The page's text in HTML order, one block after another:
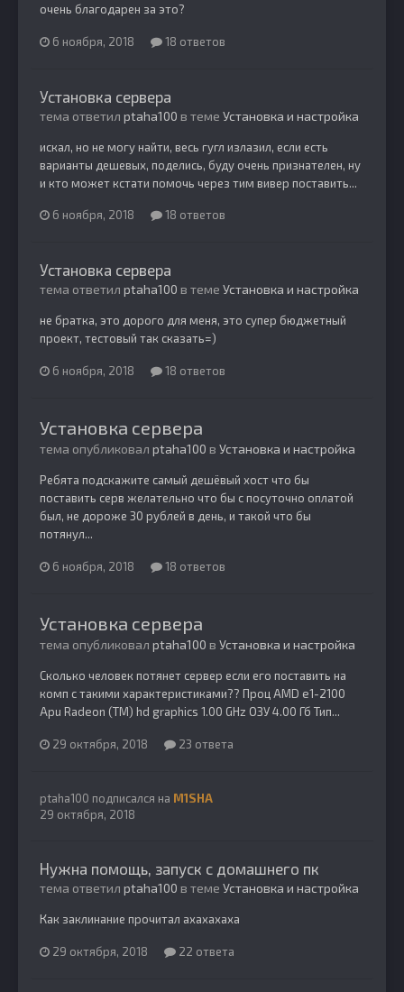
очень благодарен за это?
6 ноября, 2018 18 ответов
Установка сервера
тема ответил ptaha100 в теме Установка и настройка
искал, но не могу найти, весь гугл излазил, если есть
варианты дешевых, поделись, буду очень признателен, ну
и кто может кстати помочь через тим вивер поставить...
6 ноября, 2018 18 ответов
Установка сервера
тема ответил ptaha100 в теме Установка и настройка
не братка, это дорого для меня, это супер бюджетный
проект, тестовый так сказать=)
6 ноября, 2018 18 ответов
Установка сервера
тема опубликовал ptaha100 в Установка и настройка
Ребята подскажите самый дешёвый хост что бы
поставить серв желательно что бы с посуточно оплатой
был, не дороже 30 рублей в день, и такой что бы
потянул...
6 ноября, 2018 18 ответов
Установка сервера
тема опубликовал ptaha100 в Установка и настройка
Сколько человек потянет сервер если его поставить на
комп с такими характеристиками?? Проц AMD e1-2100
Apu Radeon (TM) hd graphics 1.00 GHz ОЗУ 4.00 Гб Тип...
29 октября, 2018 23 ответа
ptaha100 подписался на M1SHA
29 октября, 2018
Нужна помощь, запуск с домашнего пк
тема ответил ptaha100 в теме Установка и настройка
Как заклинание прочитал ахахахаха
29 октября, 2018 22 ответа